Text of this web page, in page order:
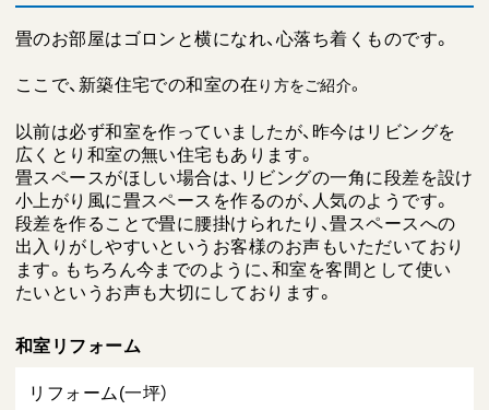
畳のお部屋はゴロンと横になれ、心落ち着くものです。
ここで、新築住宅での和室の在 り方をご紹介。
以前は必ず和室を作っていましたが、昨今はリビングを
広くとり和室の無い住宅もあります。
畳スペースがほしい場合は、リビングの一角に段差を設け
小上がり風に畳スペースを作るのが、人気のようです。
段差を作ることで畳に腰掛けられたり、畳スペースへの
出入りがしやすいというお客様のお声もいただいており
ます。もちろん今までのように、和室を客間として使い
たいというお声も大切にしております。
和室リフォーム
リフォーム(一坪）